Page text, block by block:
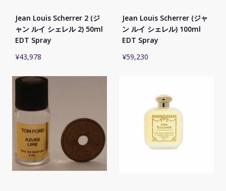
Jean Louis Scherrer 2 (ジ
ャン ルイ シェレル 2) 50ml
EDT Spray
¥43,978
Jean Louis Scherrer (ジャ
ン ルイ シェレル) 100ml
EDT Spray
¥59,230